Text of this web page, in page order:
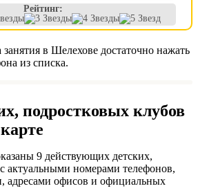
Рейтинг:
в Шелехове достаточно нажать
из списка.
подростковых клубов
9 действующих детских,
актуальными номерами телефонов,
адресами офисов и официальных